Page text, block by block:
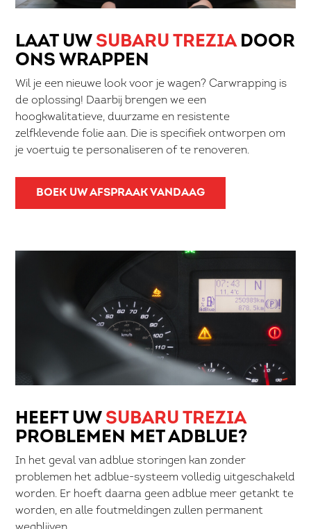
LAAT UW SUBARU TREZIADOOR
ONS WRAPPEN
Wil je een nieuwe look voor je wagen? Carwrapping is
de oplossing! Daarbij brengen we een
hoogkwalitatieve, duurzame en resistente
zelfklevende folie aan. Die is specifiek ontworpen om
je voertuig te personaliseren of te renoveren.
BOEK UW AFSPRAAK VANDAAG
HEEFT UW SUBARU TREZIA
PROBLEMEN MET ADBLUE?
In het geval van adblue storingen kan zonder
problemen het adblue-systeem volledig uitgeschakeld
worden. Er hoeft daarna geen adblue meer getankt te
worden, en alle foutmeldingen zullen permanent